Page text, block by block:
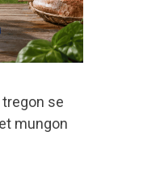
tregon se
mungon